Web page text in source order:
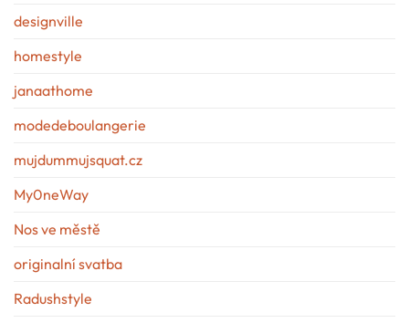
designville
homestyle
janaathome
modedeboulangerie
mujdummujsquat.cz
My0neWay
Nos ve městě
originalní svatba
Radushstyle